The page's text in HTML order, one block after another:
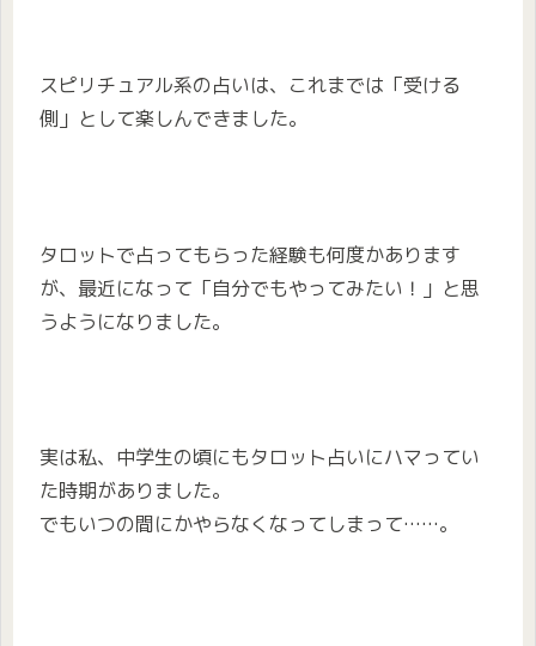
スピリチュアル系の占いは、これまでは「受ける
側」として楽しんできました。
タロットで占ってもらった経験も何度かあります
が、最近になって「自分でもやってみたい！」と思
うようになりました。
実は私、中学生の頃にもタロット占いにハマってい
た時期がありました。
でもいつの間にかやらなくなってしまって……。